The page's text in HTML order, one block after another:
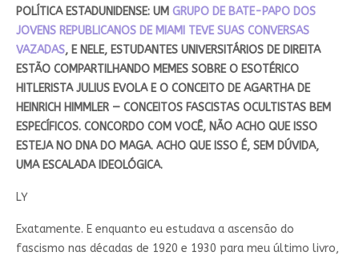
POLÍTICA ESTADUNIDENSE: UM GRUPO DE BATE-PAPO DOS
JOVENS REPUBLICANOS DE MIAMI TEVE SUAS CONVERSAS
VAZADAS, E NELE, ESTUDANTES UNIVERSITÁRIOS DE DIREITA
ESTÃO COMPARTILHANDO MEMES SOBRE O ESOTÉRICO
HITLERISTA JULIUS EVOLA E O CONCEITO DE AGARTHA DE
HEINRICH HIMMLER — CONCEITOS FASCISTAS OCULTISTAS BEM
ESPECÍFICOS. CONCORDO COM VOCÊ, NÃO ACHO QUE ISSO
ESTEJA NO DNA DO MAGA. ACHO QUE ISSO É, SEM DÚVIDA,
UMA ESCALADA IDEOLÓGICA.
LY
Exatamente. E enquanto eu estudava a ascensão do
fascismo nas décadas de 1920 e 1930 para meu último livro,